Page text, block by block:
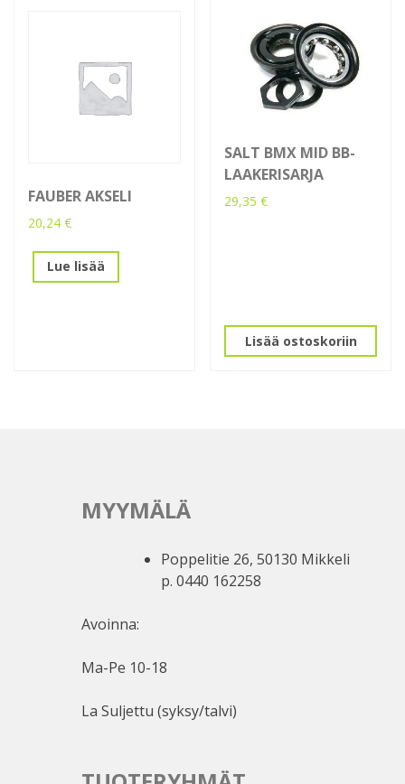
FAUBER AKSELI
20,24 €
Lue lisää
SALT BMX MID BB-
LAAKERISARJA
29,35€
Lisää ostoskoriin
MYYMÄLÄ
Poppelitie 26, 50130 Mikkeli
p. 0440 162258
Avoinna:
Ma-Pe 10-18
La Suljettu (syksy/talvi)